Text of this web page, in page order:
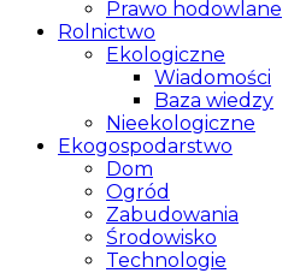
Prawo hodowlane
Rolnictwo
Ekologiczne
Wiadomości
Baza wiedzy
Nieekologiczne
Ekogospodarstwo
Dom
Ogród
Zabudowania
Środowisko
Technologie